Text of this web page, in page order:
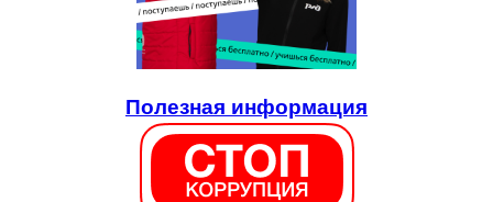
Полезная информация